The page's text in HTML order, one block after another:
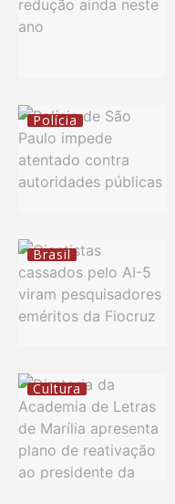
Polícia
Brasil
Cultura